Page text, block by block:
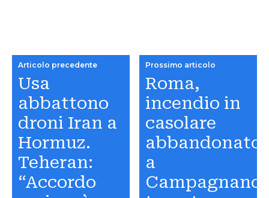
Articolo precedente
Usa
abbattono
droni Iran a
Hormuz.
Teheran:
“Accordo
Prossimo articolo
Roma,
incendio in
casolare
abbandonato
a
Campagnano: